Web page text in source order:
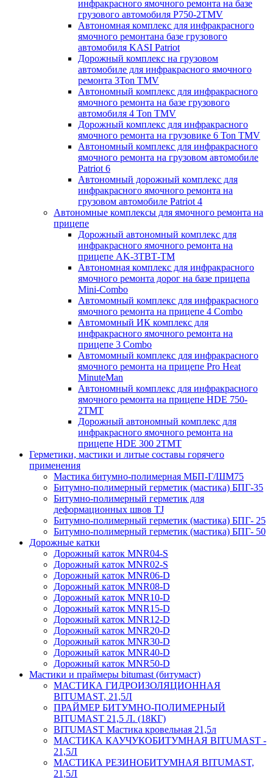
инфракрасного ямочного ремонта на базе
грузового автомобиля P750-2TMV
Автономная комплекс для инфракрасного
ямочного ремонтана базе грузового
автомобиля KASI Patriot
Дорожный комплекс на грузовом
автомобиле для инфракрасного ямочного
ремонта 3Ton TMV
Автономный комплекс для инфракрасного
ямочного ремонта на базе грузового
автомобиля 4 Ton TMV
Дорожный комплекс для инфракрасного
ямочного ремонта на грузовике 6 Ton TMV
Автономный комплекс для инфракрасного
ямочного ремонта на грузовом автомобиле
Patriot 6
Автономный дорожный комплекс для
инфракрасного ямочного ремонта на
грузовом автомобиле Patriot 4
Автономные комплексы для ямочного ремонта на
прицепе
Дорожный автономный комплекс для
инфракрасного ямочного ремонта на
прицепе AK-3ТВТ-ТМ
Автономная комплекс для инфракрасного
ямочного ремонта дорог на базе прицепа
Mini-Combo
Автомомный комплекс для инфракрасного
ямочного ремонта на прицепе 4 Combo
Автомомный ИК комплекс для
инфракрасного ямочного ремонта на
прицепе 3 Combo
Автомомный комплекс для инфракрасного
ямочного ремонта на прицепе Pro Heat
MinuteMan
Автономный комплекс для инфракрасного
ямочного ремонта на прицепе HDE 750-
2TMT
Дорожный автономный комплекс для
инфракрасного ямочного ремонта на
прицепе HDE 300 2TMT
Герметики, мастики и литые составы горячего
применения
Мастика битумно-полимерная МБП-Г/ШМ75
Битумно-полимерный герметик (мастика) БПГ-35
Битумно-полимерный герметик для
деформационных швов TJ
Битумно-полимерный герметик (мастика) БПГ- 25
Битумно-полимерный герметик (мастика) БПГ- 50
Дорожные катки
Дорожный каток MNR04-S
Дорожный каток MNR02-S
Дорожный каток MNR06-D
Дорожный каток MNR08-D
Дорожный каток MNR10-D
Дорожный каток MNR15-D
Дорожный каток MNR12-D
Дорожный каток MNR20-D
Дорожный каток MNR30-D
Дорожный каток MNR40-D
Дорожный каток MNR50-D
Мастики и праймеры bitumast (битумаст)
МАСТИКА ГИДРОИЗОЛЯЦИОННАЯ
BITUMAST, 21,5Л
ПРАЙМЕР БИТУМНО-ПОЛИМЕРНЫЙ
BITUMAST 21,5 Л. (18КГ)
BITUMAST Мастика кровельная 21,5л
МАСТИКА КАУЧУКОБИТУМНАЯ BITUMAST -
21,5Л
МАСТИКА РЕЗИНОБИТУМНАЯ BITUMAST,
21,5Л